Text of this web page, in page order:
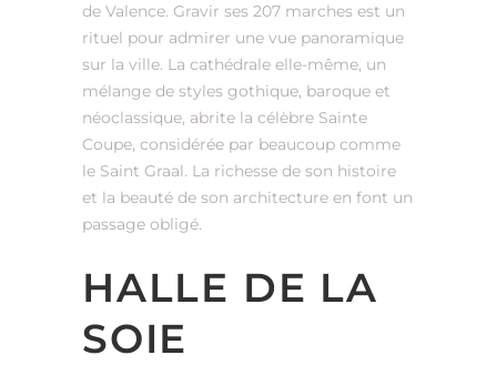
de Valence. Gravir ses 207 marches est un
rituel pour admirer une vue panoramique
sur la ville. La cathédrale elle-même, un
mélange de styles gothique, baroque et
néoclassique, abrite la célèbre Sainte
Coupe, considérée par beaucoup comme
le Saint Graal. La richesse de son histoire
et la beauté de son architecture en font un
passage obligé.
HALLE DE LA
SOIE